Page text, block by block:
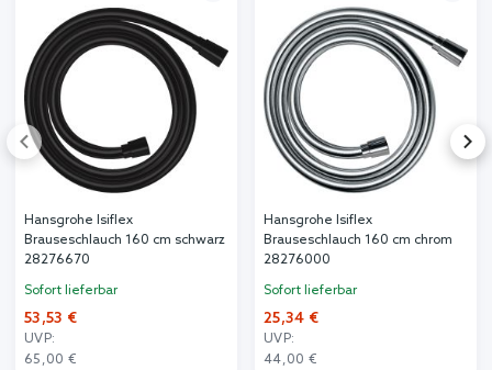
Hansgrohe Isiflex
Brauseschlauch 160 cm schwarz
28276670
Sofort lieferbar
53,53 €
UVP:
65,00 €
Hansgrohe Isiflex
Brauseschlauch 160 cm chrom
28276000
Sofort lieferbar
25,34 €
UVP:
44,00 €